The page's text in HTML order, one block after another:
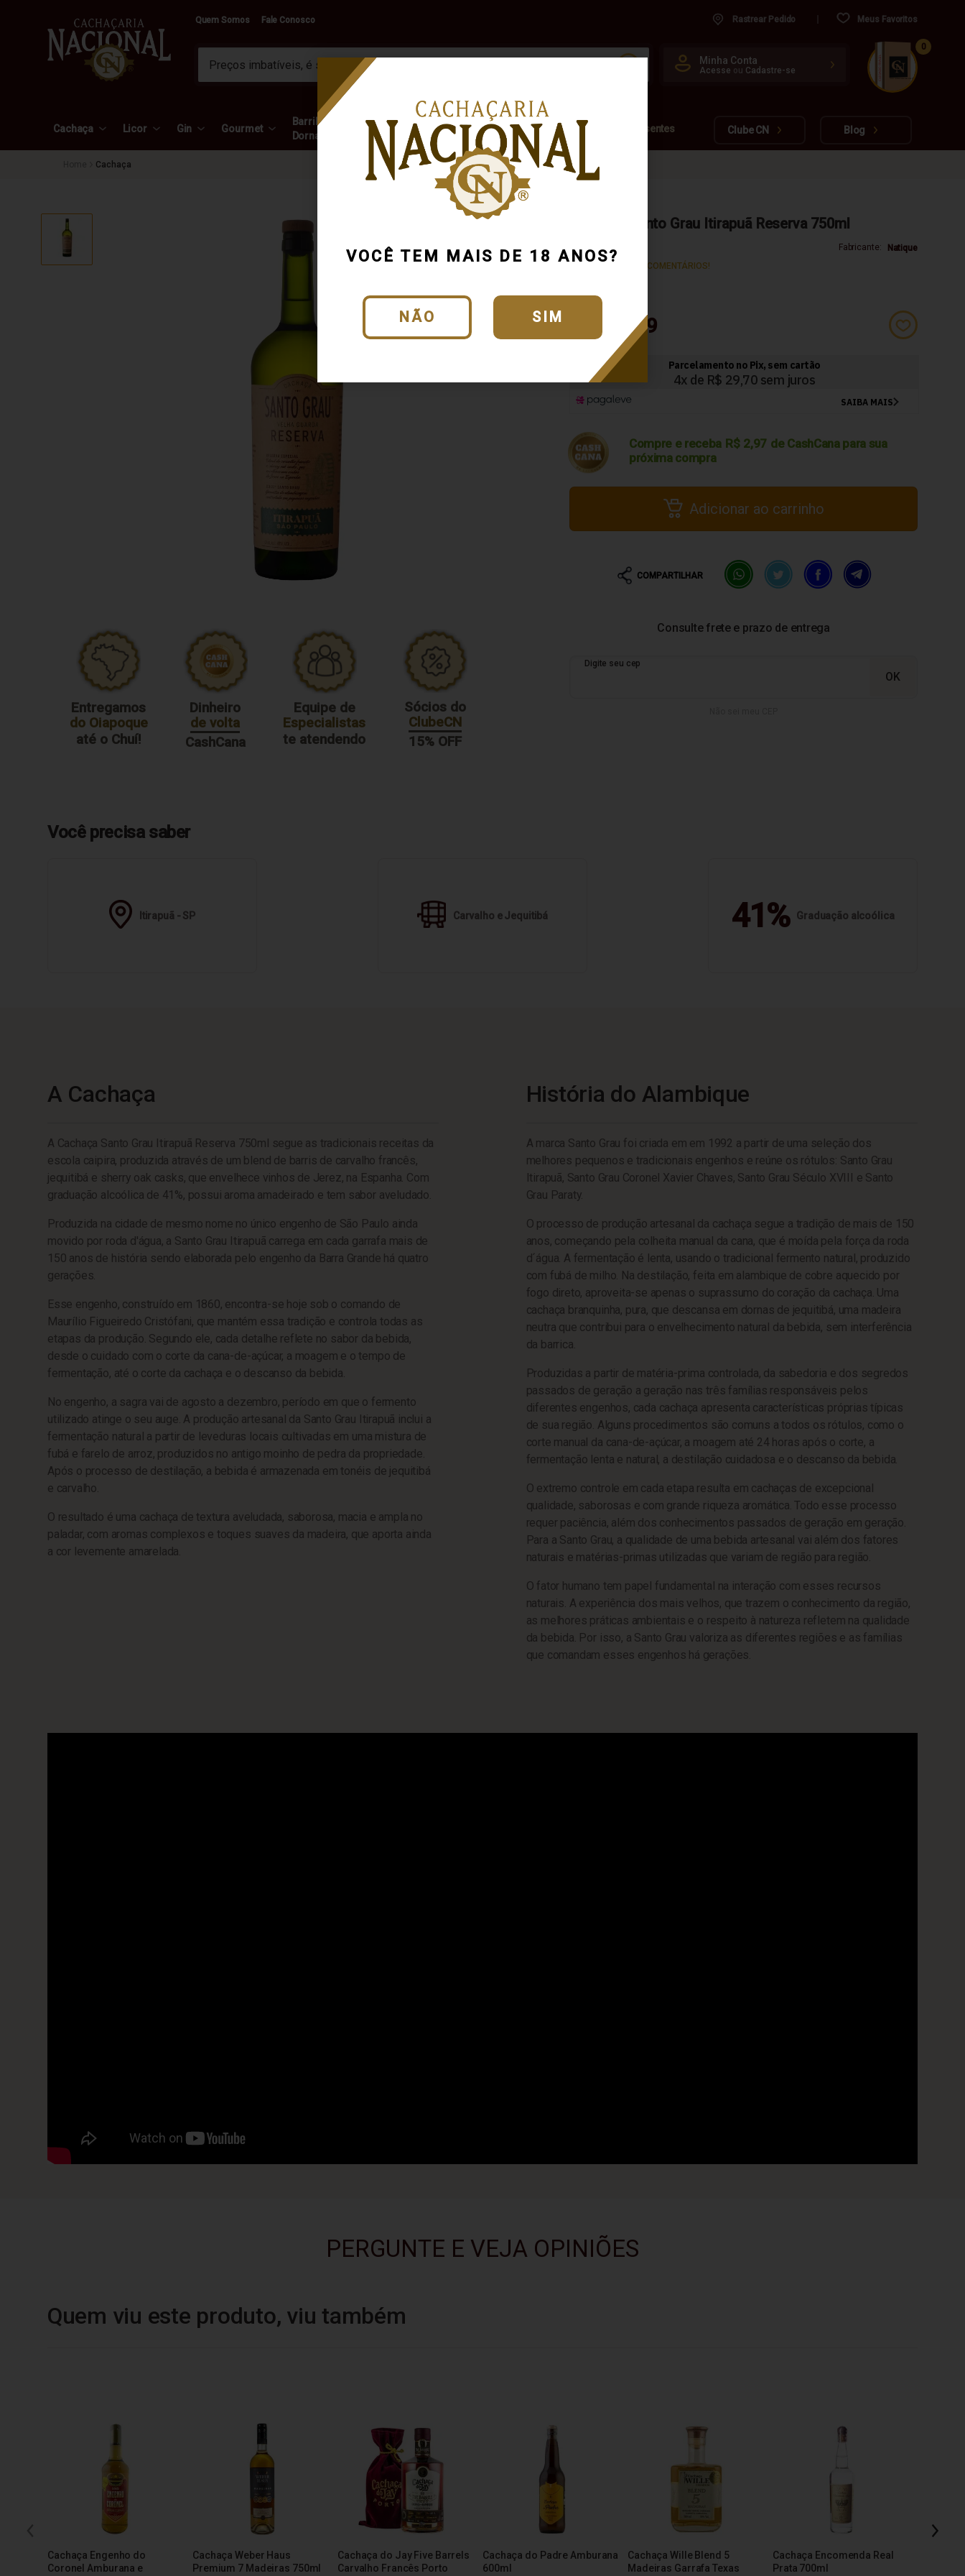
VOCÊ TEM MAIS DE 18 ANOS?
NÃO SIM
Quem Somos Fale Conosco Rastrear Pedido Meus Favoritos
Minha Conta
Acesse ou Cadastre-se
www.cachacarianacional.com.br
CUIDADO FRÁGIL
0
Cachaça Licor Gin Gourmet
Barril e
Dorna
Acessórios
Outras
Bebidas
Marcas Presentes Clube CN Blog
Cachaça
Entregamos
do Oiapoque
até o Chuí!
Dinheiro
de volta
CashCana
Equipe de
Especialistas
te atendendo
Sócios do
ClubeCN
15% OFF
Cachaça Santo Grau Itirapuã Reserva 750ml
Cód.: 1464_0_0_U Fabricante:
Natique
CLIQUE E VEJA OS COMENTÁRIOS!
R$ 118,79
Compre e receba R$ 2,97 de CashCana para sua
próxima compra
Adicionar ao carrinho
COMPARTILHAR
Você precisa saber
Itirapuã - SP Carvalho e Jequitibá 41% Graduação alcoólica
A Cachaça
A Cachaça Santo Grau Itirapuã Reserva 750ml segue as tradicionais receitas da
escola caipira, produzida através de um blend de barris de carvalho francês,
jequitibá e sherry oak casks, que envelhece vinhos de Jerez, na Espanha. Com
graduação alcoólica de 41%, possui aroma amadeirado e tem sabor aveludado.
Produzida na cidade de mesmo nome no único engenho de São Paulo ainda
movido por roda d'água, a Santo Grau Itirapuã carrega em cada garrafa mais de
150 anos de história sendo elaborada pelo engenho da Barra Grande há quatro
gerações.
Esse engenho, construído em 1860, encontra-se hoje sob o comando de
Maurílio Figueiredo Cristófani, que mantém essa tradição e controla todas as
etapas da produção. Segundo ele, cada detalhe reflete no sabor da bebida,
desde o cuidado com o corte da cana-de-açúcar, a moagem e o tempo de
fermentação, até o corte da cachaça e o descanso da bebida.
No engenho, a sagra vai de agosto a dezembro, período em que o fermento
utilizado atinge o seu auge. A produção artesanal da Santo Grau Itirapuã inclui a
fermentação natural a partir de leveduras locais cultivadas em uma mistura de
fubá e farelo de arroz, produzidos no antigo moinho de pedra da propriedade.
Após o processo de destilação, a bebida é armazenada em tonéis de jequitibá
e carvalho.
O resultado é uma cachaça de textura aveludada, saborosa, macia e ampla no
paladar, com aromas complexos e toques suaves da madeira, que aporta ainda
a cor levemente amarelada.
História do Alambique
A marca Santo Grau foi criada em em 1992 a partir de uma seleção dos
melhores pequenos e tradicionais engenhos e reúne os rótulos: Santo Grau
Itirapuã, Santo Grau Coronel Xavier Chaves, Santo Grau Século XVIII e Santo
Grau Paraty.
O processo de produção artesanal da cachaça segue a tradição de mais de 150
anos, começando pela colheita manual da cana, que é moída pela força da roda
d´água. A fermentação é lenta, usando o tradicional fermento natural, produzido
com fubá de milho. Na destilação, feita em alambique de cobre aquecido por
fogo direto, aproveita-se apenas o suprassumo do coração da cachaça. Uma
cachaça branquinha, pura, que descansa em dornas de jequitibá, uma madeira
neutra que contribui para o envelhecimento natural da bebida, sem interferência
da barrica.
Produzidas a partir de matéria-prima controlada, da sabedoria e dos segredos
passados de geração a geração nas três famílias responsáveis pelos
diferentes engenhos, cada cachaça apresenta características próprias típicas
de sua região. Alguns procedimentos são comuns a todos os rótulos, como o
corte manual da cana-de-açúcar, a moagem até 24 horas após o corte, a
fermentação lenta e natural, a destilação cuidadosa e o descanso da bebida.
O extremo controle em cada etapa resulta em cachaças de excepcional
qualidade, saborosas e com grande riqueza aromática. Todo esse processo
requer paciência, além dos conhecimentos passados de geração em geração.
Para a Santo Grau, a qualidade de uma bebida artesanal vai além dos fatores
naturais e matérias-primas utilizadas que variam de região para região.
O fator humano tem papel fundamental na interação com esses recursos
naturais. A experiência dos mais velhos, que trazem o conhecimento da região,
as melhores práticas ambientais e o respeito à natureza refletem na qualidade
da bebida. Por isso, a Santo Grau valoriza as diferentes regiões e as famílias
que comandam esses engenhos há gerações.
PERGUNTE E VEJA OPINIÕES
Quem viu este produto, viu também
Cachaça Engenho do
Coronel Amburana e
Cachaça Weber Haus
Premium 7 Madeiras 750ml
Cachaça do Jay Five Barrels
Carvalho Francês Porto
Cachaça do Padre Amburana
600ml
Cachaça Wille Blend 5
Madeiras Garrafa Texas
Cachaça Encomenda Real
Prata 700ml